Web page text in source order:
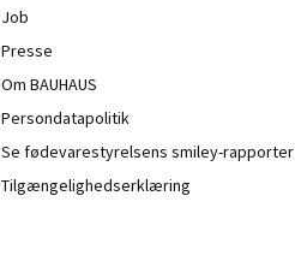
Job
Presse
Om BAUHAUS
Persondatapolitik
Se fødevarestyrelsens smiley-rapporter
Tilgængelighedserklæring